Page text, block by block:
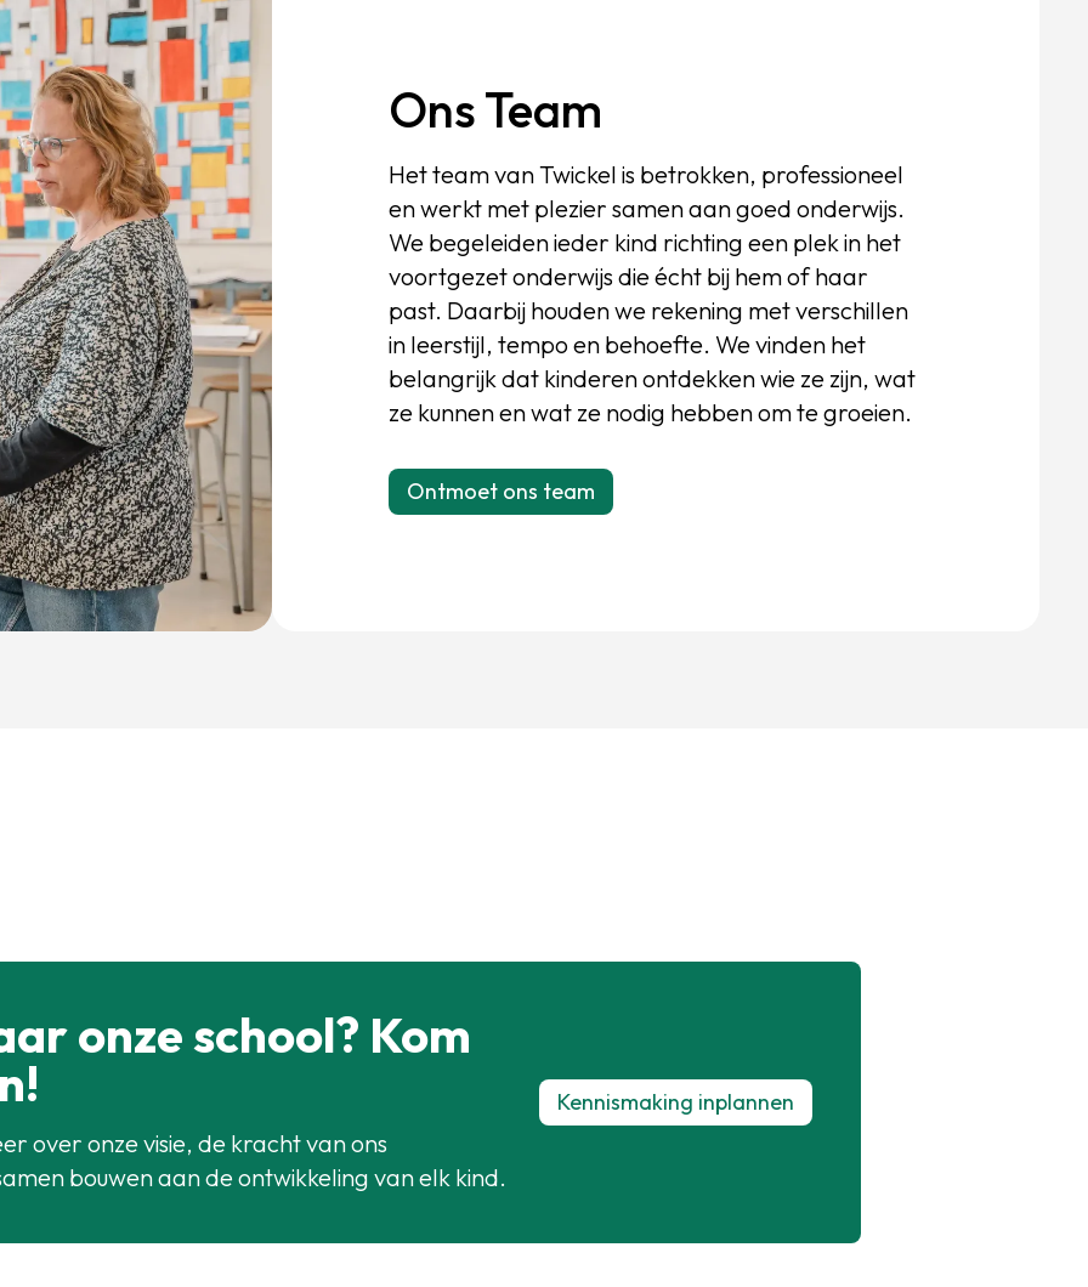
Ons Team
Het team van Twickel is betrokken, professioneel
en werkt met plezier samen aan goed onderwijs.
We begeleiden ieder kind richting een plek in het
voortgezet onderwijs die écht bij hem of haar
past. Daarbij houden we rekening met verschillen
in leerstijl, tempo en behoefte. We vinden het
belangrijk dat kinderen ontdekken wie ze zijn, wat
ze kunnen en wat ze nodig hebben om te groeien.
Ontmoet ons team
onze school? Kom
over onze visie, de kracht van ons
bouwen aan de ontwikkeling van elk kind.
Kennismaking inplannen